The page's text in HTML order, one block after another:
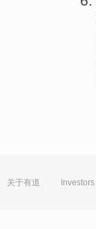
关于有道 Investors